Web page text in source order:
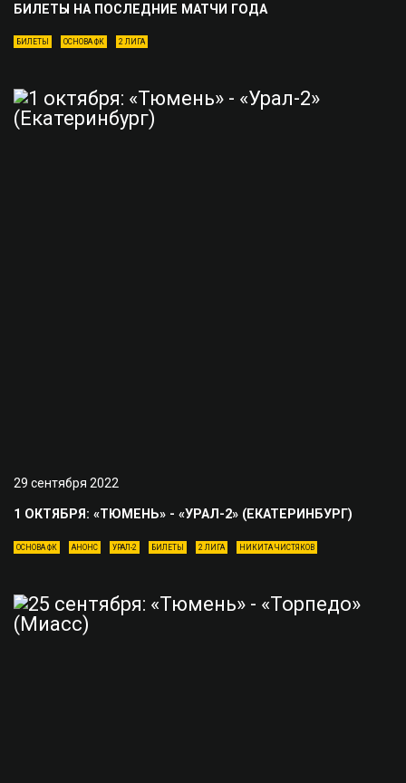
БИЛЕТЫ НА ПОСЛЕДНИЕ МАТЧИ ГОДА
БИЛЕТЫ ОСНОВА ФК 2 ЛИГА
29 сентября 2022
1 ОКТЯБРЯ: «ТЮМЕНЬ» - «УРАЛ-2» (ЕКАТЕРИНБУРГ)
ОСНОВА ФК АНОНС УРАЛ-2 БИЛЕТЫ 2 ЛИГА НИКИТА ЧИСТЯКОВ